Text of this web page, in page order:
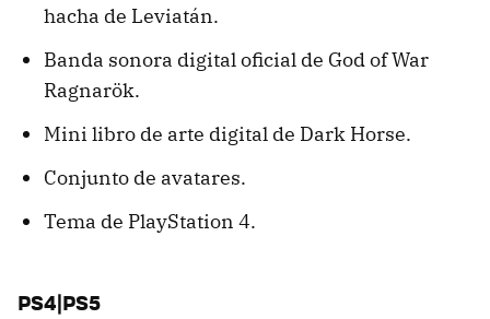
hacha de Leviatán.
Banda sonora digital oficial de God of War
Ragnarök.
Mini libro de arte digital de Dark Horse.
Conjunto de avatares.
Tema de PlayStation 4.
PS4|PS5